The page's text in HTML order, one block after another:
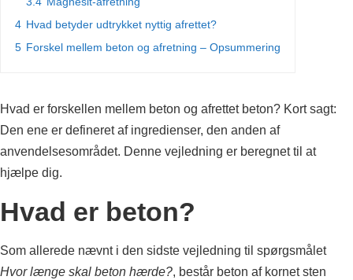
4 Hvad betyder udtrykket nyttig afrettet?
5 Forskel mellem beton og afretning – Opsummering
Hvad er forskellen mellem beton og afrettet beton? Kort sagt:
Den ene er defineret af ingredienser, den anden af
anvendelsesområdet. Denne vejledning er beregnet til at
hjælpe dig.
Hvad er beton?
Som allerede nævnt i den sidste vejledning til spørgsmålet
Hvor længe skal beton hærde?, består beton af kornet sten